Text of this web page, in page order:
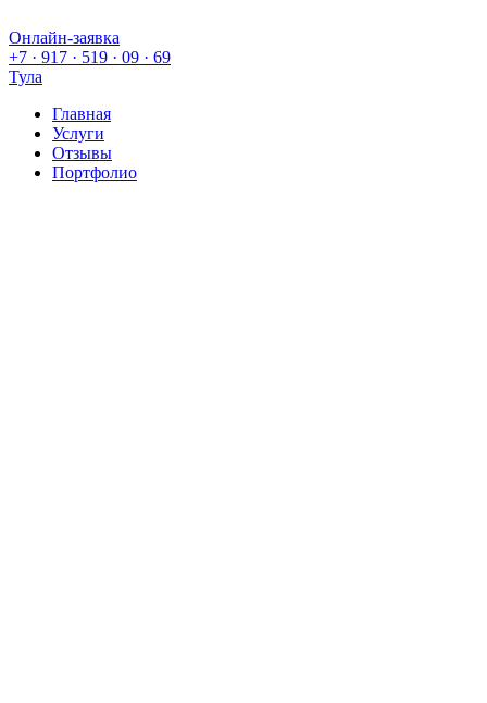
Онлайн-заявка
+7 · 917 · 519 · 09 · 69
Тула
Главная
Услуги
Отзывы
Портфолио